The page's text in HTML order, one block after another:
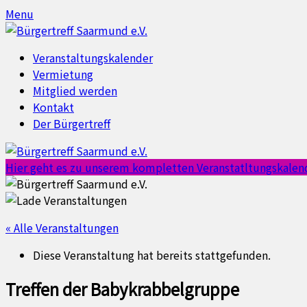
Skip
to
Skip
to
Menu
Veranstaltungskalender
Vermietung
Mitglied werden
Kontakt
Der Bürgertreff
Hier geht es zu unserem kompletten
« Alle Veranstaltungen
Diese Veranstaltung hat bereits stattgefunden.
Treffen der Babykrabbelgruppe